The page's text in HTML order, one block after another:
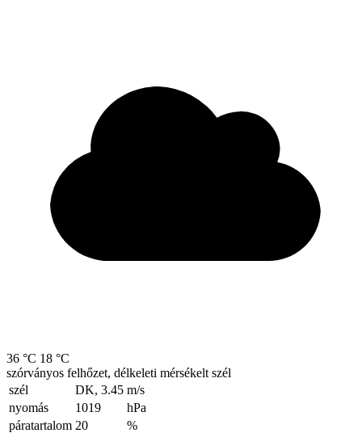
36 °C 18 °C
szórványos felhőzet, délkeleti mérsékelt szél
szél
DK, 3.45 m/s
nyomás
1019
hPa
páratartalom 20
%